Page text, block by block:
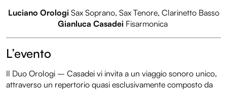
Luciano Orologi Sax Soprano, Sax Tenore, Clarinetto Basso
Gianluca Casadei Fisarmonica
L’evento
Il Duo Orologi – Casadei vi invita a un viaggio sonoro unico,
attraverso un repertorio quasi esclusivamente composto da